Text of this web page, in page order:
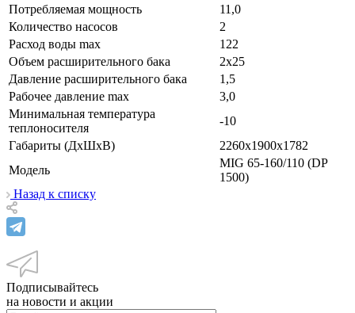
Потребляемая мощность
11,0
Количество насосов
2
Расход воды max
122
Объем расширительного бака
2х25
Давление расширительного бака
1,5
Рабочее давление max
3,0
Минимальная температура
теплоносителя
-10
Габариты (ДхШхВ)
2260х1900х1782
Модель
MIG 65-160/110 (DP
1500)
Назад к списку
Подписывайтесь
на новости и акции